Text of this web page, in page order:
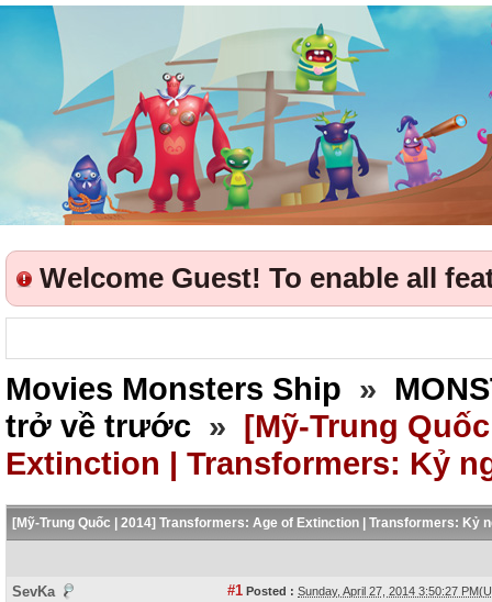
Welcome Guest! To enable all
Movies Monsters Ship »
trở về trước » [Mỹ-Trung
Extinction | Transformers: Kỷ
[Mỹ-Trung Quốc | 2014] Transformers: Age of Extinction | Transformers: Kỷ
SevKa #1 Posted : Sunday, April 27, 2014 3:50:27